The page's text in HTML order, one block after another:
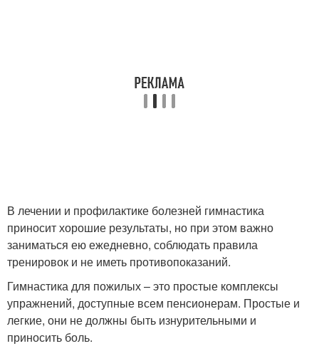
В лечении и профилактике болезней гимнастика
приносит хорошие результаты, но при этом важно
заниматься ею ежедневно, соблюдать правила
тренировок и не иметь противопоказаний.
Гимнастика для пожилых – это простые комплексы
упражнений, доступные всем пенсионерам. Простые и
легкие, они не должны быть изнурительными и
приносить боль.